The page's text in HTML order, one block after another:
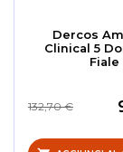
Dercos
Clinical 5
Fiale
132,70 €